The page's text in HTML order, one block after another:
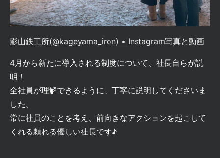
影山鉄工所(@kageyama_iron) • Instagram写真と動画
4月から新たに導入される制度について、社長自らが説
明！
全社員が理解できるように、丁寧に説明してくださいま
した。
常に社員のことを考え、前向きなアクションを起こして
くれる頼れる優しい社長です♪